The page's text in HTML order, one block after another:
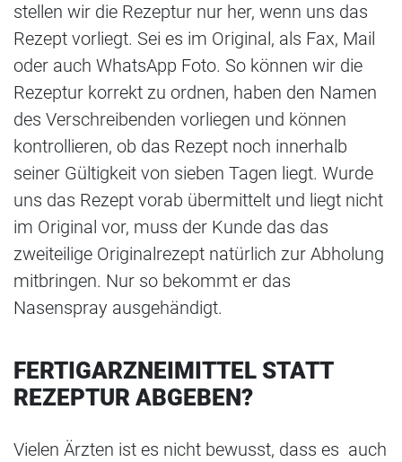
stellen wir die Rezeptur nur her, wenn uns das
Rezept vorliegt. Sei es im Original, als Fax, Mail
oder auch WhatsApp Foto. So können wir die
Rezeptur korrekt zu ordnen, haben den Namen
des Verschreibenden vorliegen und können
kontrollieren, ob das Rezept noch innerhalb
seiner Gültigkeit von sieben Tagen liegt. Wurde
uns das Rezept vorab übermittelt und liegt nicht
im Original vor, muss der Kunde das das
zweiteilige Originalrezept natürlich zur Abholung
mitbringen. Nur so bekommt er das
Nasenspray ausgehändigt.
FERTIGARZNEIMITTEL STATT
REZEPTUR ABGEBEN?
Vielen Ärzten ist es nicht bewusst, dass es auch